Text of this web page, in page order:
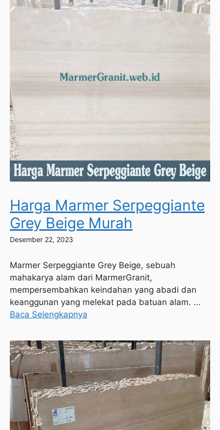
Harga Marmer Serpeggiante
Grey Beige Murah
Desember 22, 2023
Marmer Serpeggiante Grey Beige, sebuah
mahakarya alam dari MarmerGranit,
mempersembahkan keindahan yang abadi dan
keanggunan yang melekat pada batuan alam. ...
Baca Selengkapnya